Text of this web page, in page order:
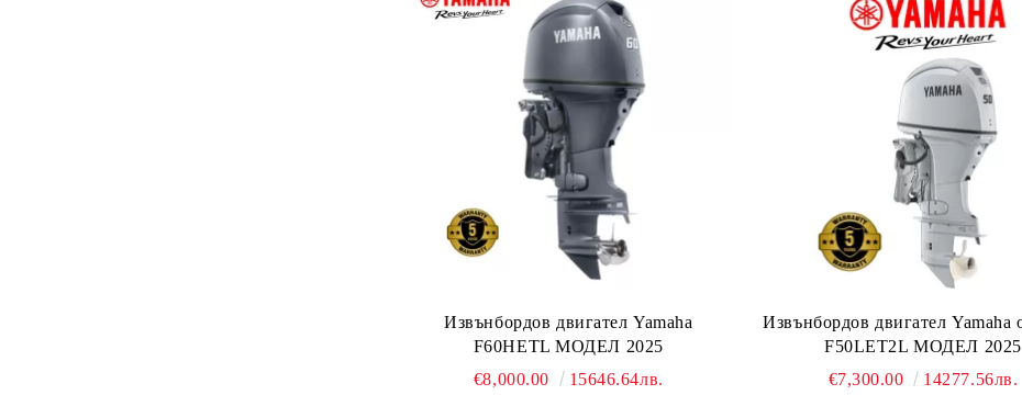
Извънбордов двигател Yamaha
F60HETL МОДЕЛ 2025
€8,000.00
15646.64лв.
Извънбордов двигател Yamaha outboard
F50LET2L МОДЕЛ 2025
€7,300.00
14277.56лв.